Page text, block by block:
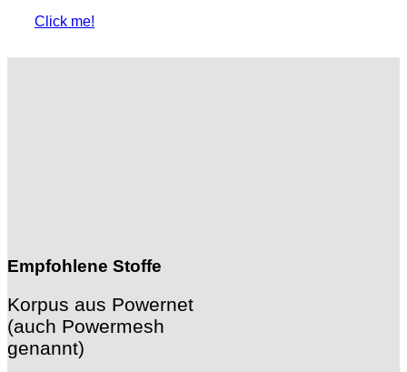
Click me!
Empfohlene Stoffe
Korpus aus Powernet
(auch Powermesh
genannt)